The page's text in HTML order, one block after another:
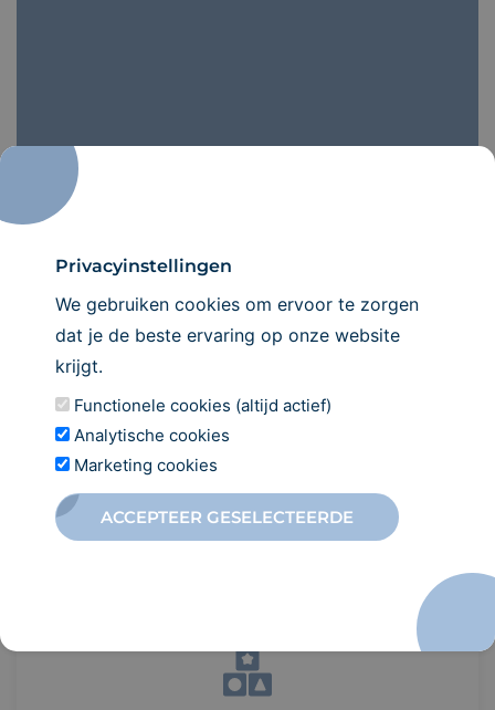
Maak eenafspraak
Wij verwelkomen u graag in onze praktijk!
INSCHRIJVEN
BEKIJK OOK ONZE
Privacyinstellingen
We gebruiken cookies om ervoor te zorgen
dat je de beste ervaring op onze website
krijgt.
Functionele cookies (altijd actief)
Analytische cookies
Marketing cookies
ACCEPTEER GESELECTEERDE